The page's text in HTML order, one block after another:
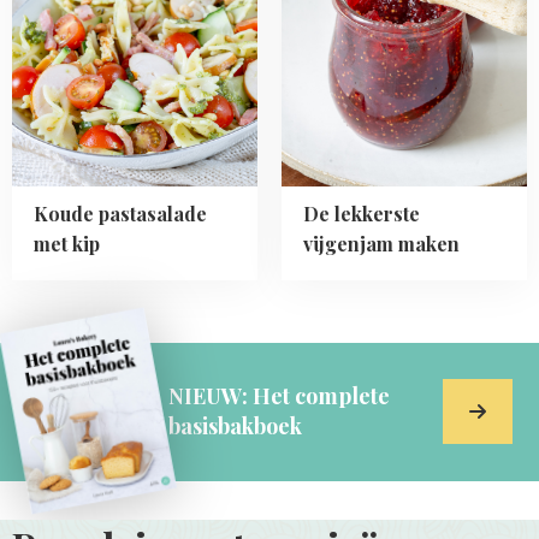
Koude pastasalade
met kip
pastasalade
met
kip
De lekkerste
vijgenjam maken
lekkerste
vijgenjam
maken
NIEUW: Het complete
basisbakboek